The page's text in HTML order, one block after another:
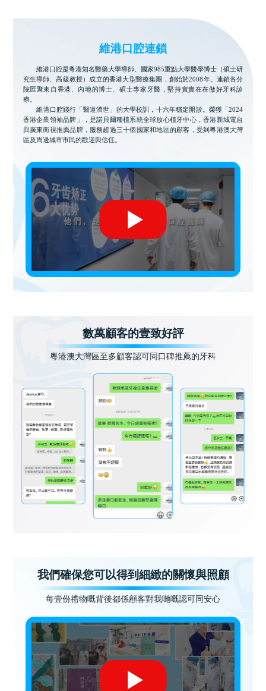
維港口腔連鎖
維港口腔是粵港知名醫藥大學導師、國家985重點大學醫學博士（碩士研
究生導師、高級教授）成立的香港大型醫療集團，創始於2008年。連鎖各分
院匯聚來自香港、內地的博士、碩士專家牙醫，堅持實實在在做好牙科診
療。
維港口腔踐行「醫道濟世」的大學校訓，十六年穩定開診。榮獲「2024
香港企業領袖品牌」，是諾貝爾種植系統全球放心植牙中心，香港新城電台
與廣東衛視推薦品牌，服務超過三十個國家和地區的顧客，受到粵港澳大灣
區及周邊城市市民的歡迎與信任。
數萬顧客的壹致好評
粵港澳大灣區至多顧客認可同口碑推薦的牙科
我們確保您可以得到細緻的關懷與照顧
每壹份禮物嘅背後都係顧客對我哋嘅認可同安心